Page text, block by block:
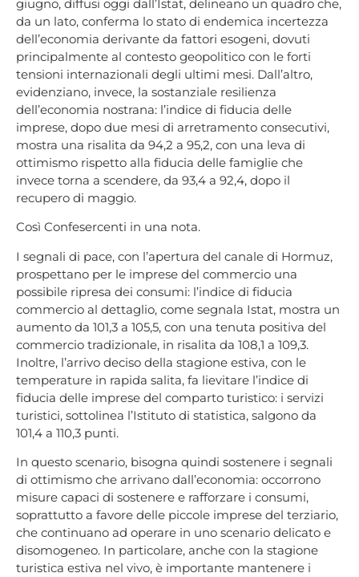
giugno, diffusi oggi dall’Istat, delineano un quadro che,
da un lato, conferma lo stato di endemica incertezza
dell’economia derivante da fattori esogeni, dovuti
principalmente al contesto geopolitico con le forti
tensioni internazionali degli ultimi mesi. Dall’altro,
evidenziano, invece, la sostanziale resilienza
dell’economia nostrana: l’indice di fiducia delle
imprese, dopo due mesi di arretramento consecutivi,
mostra una risalita da 94,2 a 95,2, con una leva di
ottimismo rispetto alla fiducia delle famiglie che
invece torna a scendere, da 93,4 a 92,4, dopo il
recupero di maggio.
Così Confesercenti in una nota.
I segnali di pace, con l’apertura del canale di Hormuz,
prospettano per le imprese del commercio una
possibile ripresa dei consumi: l’indice di fiducia
commercio al dettaglio, come segnala Istat, mostra un
aumento da 101,3 a 105,5, con una tenuta positiva del
commercio tradizionale, in risalita da 108,1 a 109,3.
Inoltre, l’arrivo deciso della stagione estiva, con le
temperature in rapida salita, fa lievitare l’indice di
fiducia delle imprese del comparto turistico: i servizi
turistici, sottolinea l’Istituto di statistica, salgono da
101,4 a 110,3 punti.
In questo scenario, bisogna quindi sostenere i segnali
di ottimismo che arrivano dall’economia: occorrono
misure capaci di sostenere e rafforzare i consumi,
soprattutto a favore delle piccole imprese del terziario,
che continuano ad operare in uno scenario delicato e
disomogeneo. In particolare, anche con la stagione
turistica estiva nel vivo, è importante mantenere i